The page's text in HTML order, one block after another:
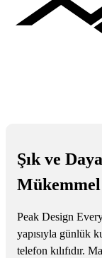
Şık ve
Peak Design
yapısıyla günlük
telefon kılıfıdır.